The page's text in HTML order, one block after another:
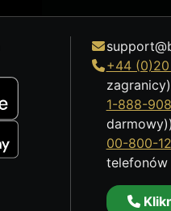
+44
zagranicy)
1-888-
darmowy))
00-800-
telefonów